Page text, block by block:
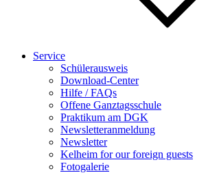
Service
Schülerausweis
Download-Center
Hilfe / FAQs
Offene Ganztagsschule
Praktikum am DGK
Newsletteranmeldung
Newsletter
Kelheim for our foreign guests
Fotogalerie